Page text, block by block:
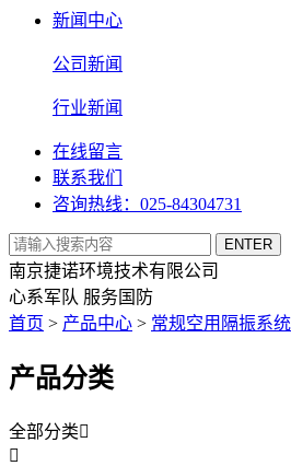
新闻中心
公司新闻
行业新闻
在线留言
联系我们
咨询热线：025-84304731
南京捷诺环境技术有限公司
心系军队 服务国防
首页 > 产品中心 > 常规空用隔振系统
产品分类
全部分类
